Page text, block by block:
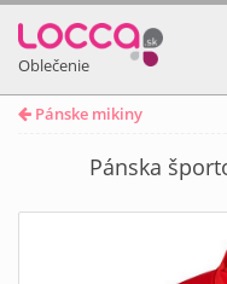
Oblečenie
Pánske mikiny
Pánska